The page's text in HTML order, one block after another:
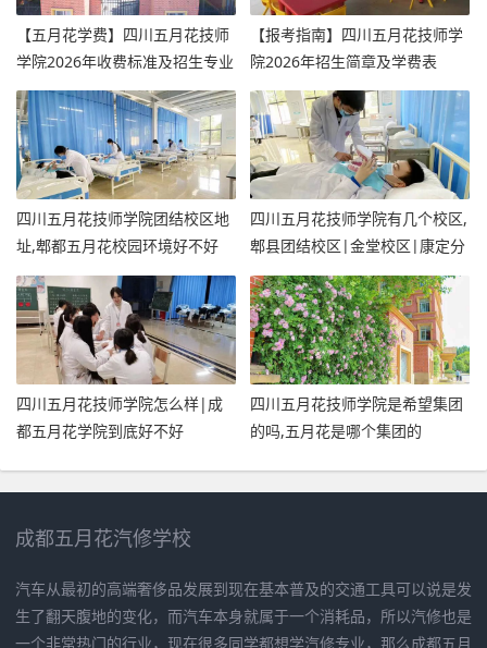
【五月花学费】四川五月花技师
学院2026年收费标准及招生专业
【报考指南】四川五月花技师学
院2026年招生简章及学费表
四川五月花技师学院团结校区地
址,郫都五月花校园环境好不好
四川五月花技师学院有几个校区,
郫县团结校区|金堂校区|康定分
校
四川五月花技师学院怎么样|成
都五月花学院到底好不好
四川五月花技师学院是希望集团
的吗,五月花是哪个集团的
成都五月花汽修学校
汽车从最初的高端奢侈品发展到现在基本普及的交通工具可以说是发
生了翻天腹地的变化，而汽车本身就属于一个消耗品，所以汽修也是
一个非常热门的行业，现在很多同学都想学汽修专业，那么成都五月